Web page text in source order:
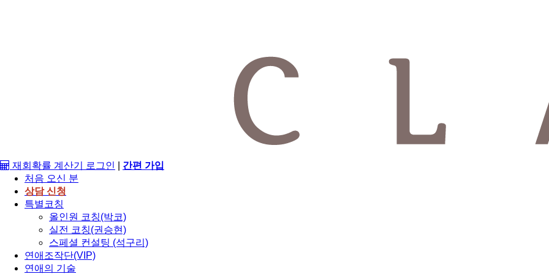
재회확률 계산기 로그인
간편 가입
처음 오신 분
상담 신청
특별코칭
올인원 코칭(박코)
실전 코칭(권승현)
스페셜 컨설팅 (석구리)
연애조작단(VIP)
연애의 기술